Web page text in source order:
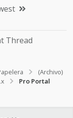
Thread
(Archivo)
Pro Portal